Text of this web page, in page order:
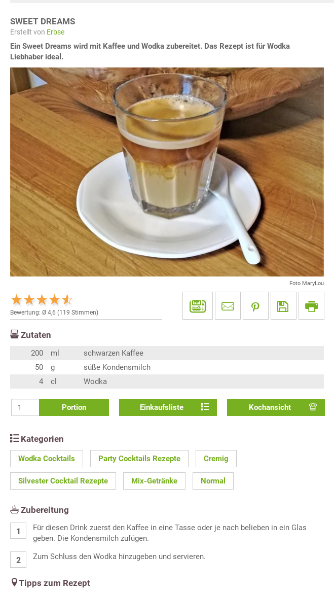
SWEET DREAMS
Erstellt von Erbse
Ein Sweet Dreams wird mit Kaffee und Wodka zubereitet. Das Rezept ist für Wodka
Liebhaber ideal.
Foto MaryLou
Bewertung: Ø 4,6 (119 Stimmen)
Zutaten
200 ml
schwarzen Kaffee
50
g
süße Kondensmilch
4
cl Wodka
Portion Einkaufsliste Kochansicht
Kategorien
Wodka Cocktails Party Cocktails Rezepte Cremig
Silvester Cocktail Rezepte Mix-Getränke Normal
Zubereitung
Für diesen Drink zuerst den Kaffee in eine Tasse oder je nach belieben in ein Glas
geben. Die Kondensmilch zufügen.
Zum Schluss den Wodka hinzugeben und servieren.
Tipps zum Rezept